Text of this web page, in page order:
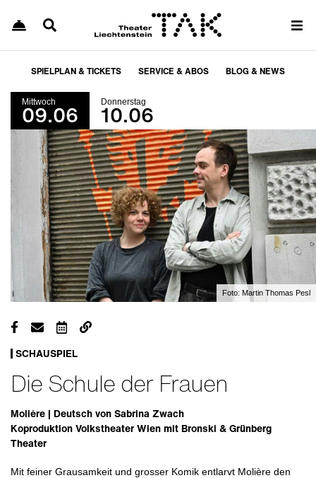
SPIELPLAN & TICKETS SERVICE & ABOS BLOG & NEWS
Mittwoch
09.06 Donnerstag
10.06
Foto: Martin Thomas Pesl
SCHAUSPIEL
Die Schule der Frauen
Molière | Deutsch von Sabrina Zwach
Koproduktion Volkstheater Wien mit Bronski & Grünberg
Theater
Mit feiner Grausamkeit und grosser Komik entlarvt Molière den